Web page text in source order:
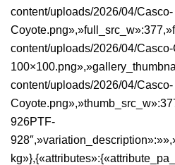
content/uploads/2026/04/Casco-
content/uploads/2026/04/
content/uploads/2026/04/Casco-
926PTF-